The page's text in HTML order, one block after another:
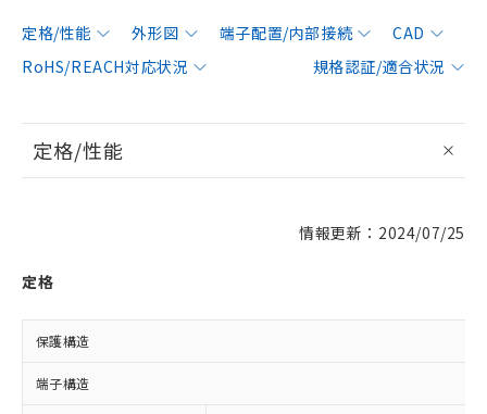
定格/性能 外形図 端子配置/内部接続
CAD
RoHS/REACH対応状況
規格認証/適合状況
定格/性能
情報更新：2024/07/25
定格
保護構造
端子構造